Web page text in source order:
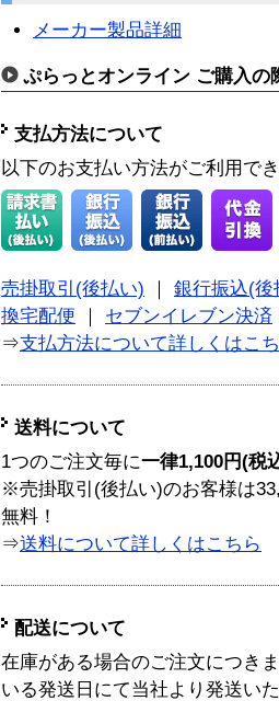
メーカー製品詳細
ぷらっとオンライン ご購入の
支払方法について
以下のお支払い方法がご利用で
売掛取引(後払い) ｜ 銀行振込(後
換宅配便 ｜ セブンイレブン決済
⇒支払方法について詳しくはこ
送料について
1つのご注文毎に一律1,100円(税
※売掛取引(後払い)のお客様は
無料！
⇒送料について詳しくはこちら
配送について
在庫がある場合のご注文につき
いる発送日にて当社より発送い